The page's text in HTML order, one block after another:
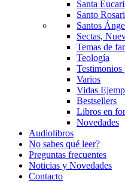
Santa
Santo
Santos
Sectas,
Temas de
Teología
Testimonios
Varios
Vidas
Bestsellers
Libros en
Novedades
Audiolibros
No sabes qué leer?
Preguntas frecuentes
Noticias y Novedades
Contacto